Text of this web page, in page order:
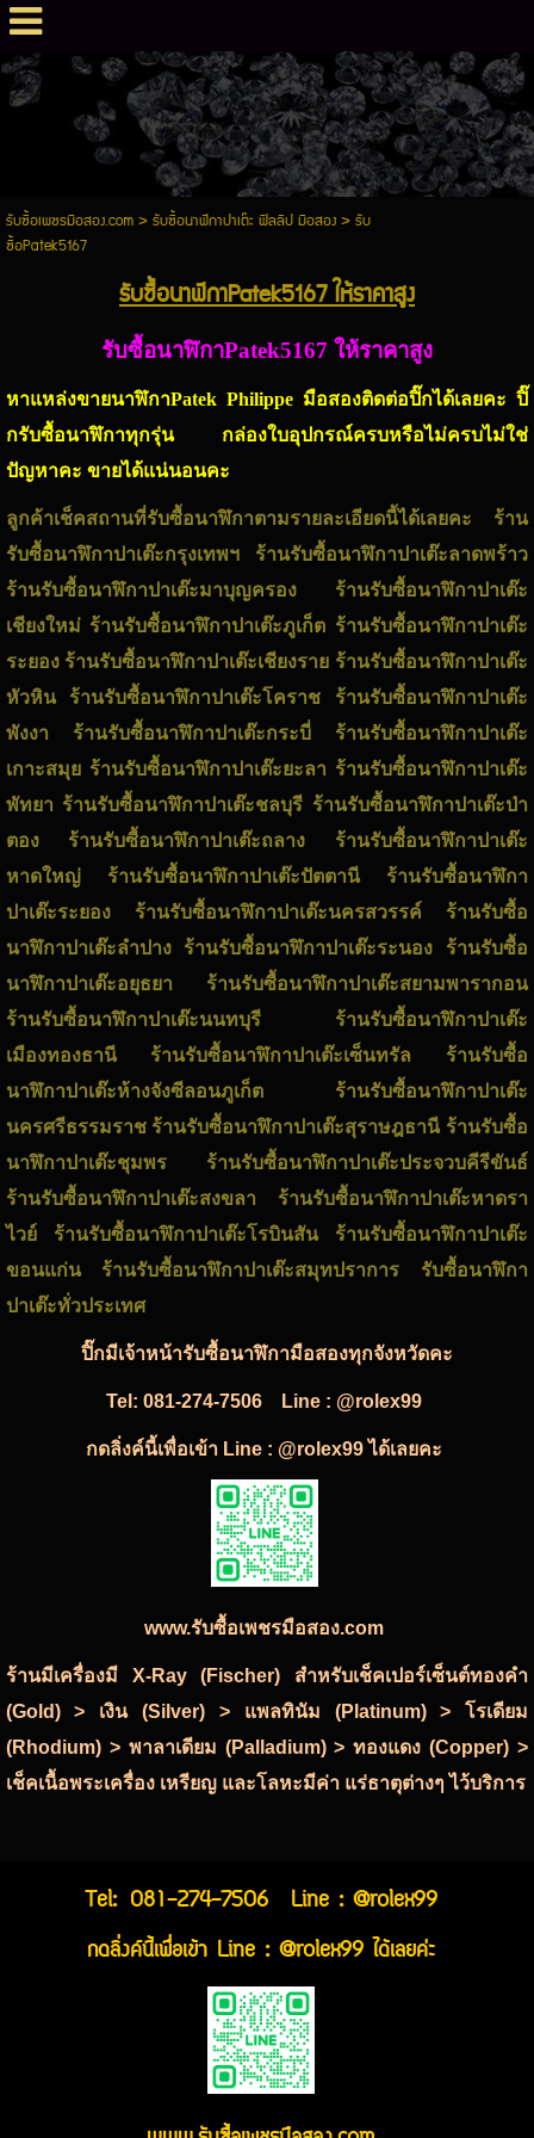
รับซื้อเพชรมือสอง.com> รับซื้อนาฬิกาปาเต๊ะ ฟิลลิป มือสอง> รับ
ซื้อPatek5167
รับซื้อนาฬิกาPatek5167 ให้ราคาสูง
รับซื้อนาฬิกาPatek5167 ให้ราคาสูง
หาแหล่งขายนาฬิกาPatek Philippe มือสองติดต่อปิ๊กได้เลยคะ ปิ๊
กรับซื้อนาฬิกาทุกรุ่น กล่องใบอุปกรณ์ครบหรือไม่ครบไม่ใช่
ปัญหาคะ ขายได้แน่นอนคะ
ลูกค้าเช็คสถานที่รับซื้อนาฬิกาตามรายละเอียดนี้ได้เลยคะ ร้าน
รับซื้อนาฬิกาปาเต๊ะกรุงเทพฯ ร้านรับซื้อนาฬิกาปาเต๊ะลาดพร้าว
ร้านรับซื้อนาฬิกาปาเต๊ะมาบุญครอง ร้านรับซื้อนาฬิกาปาเต๊ะ
เชียงใหม่ ร้านรับซื้อนาฬิกาปาเต๊ะภูเก็ต ร้านรับซื้อนาฬิกาปาเต๊ะ
ระยอง ร้านรับซื้อนาฬิกาปาเต๊ะเชียงราย ร้านรับซื้อนาฬิกาปาเต๊ะ
หัวหิน ร้านรับซื้อนาฬิกาปาเต๊ะโคราช ร้านรับซื้อนาฬิกาปาเต๊ะ
พังงา ร้านรับซื้อนาฬิกาปาเต๊ะกระบี่ ร้านรับซื้อนาฬิกาปาเต๊ะ
เกาะสมุย ร้านรับซื้อนาฬิกาปาเต๊ะยะลา ร้านรับซื้อนาฬิกาปาเต๊ะ
พัทยา ร้านรับซื้อนาฬิกาปาเต๊ะชลบุรี ร้านรับซื้อนาฬิกาปาเต๊ะป่า
ตอง ร้านรับซื้อนาฬิกาปาเต๊ะถลาง ร้านรับซื้อนาฬิกาปาเต๊ะ
หาดใหญ่ ร้านรับซื้อนาฬิกาปาเต๊ะปัตตานี ร้านรับซื้อนาฬิกา
ปาเต๊ะระยอง ร้านรับซื้อนาฬิกาปาเต๊ะนครสวรรค์ ร้านรับซื้อ
นาฬิกาปาเต๊ะลำปาง ร้านรับซื้อนาฬิกาปาเต๊ะระนอง ร้านรับซื้อ
นาฬิกาปาเต๊ะอยุธยา ร้านรับซื้อนาฬิกาปาเต๊ะสยามพารากอน
ร้านรับซื้อนาฬิกาปาเต๊ะนนทบุรี ร้านรับซื้อนาฬิกาปาเต๊ะ
เมืองทองธานี ร้านรับซื้อนาฬิกาปาเต๊ะเซ็นทรัล ร้านรับซื้อ
นาฬิกาปาเต๊ะห้างจังซีลอนภูเก็ต ร้านรับซื้อนาฬิกาปาเต๊ะ
นครศรีธรรมราช ร้านรับซื้อนาฬิกาปาเต๊ะสุราษฎธานี ร้านรับซื้อ
นาฬิกาปาเต๊ะชุมพร ร้านรับซื้อนาฬิกาปาเต๊ะประจวบคีรีขันธ์
ร้านรับซื้อนาฬิกาปาเต๊ะสงขลา ร้านรับซื้อนาฬิกาปาเต๊ะหาดรา
ไวย์ ร้านรับซื้อนาฬิกาปาเต๊ะโรบินสัน ร้านรับซื้อนาฬิกาปาเต๊ะ
ขอนแก่น ร้านรับซื้อนาฬิกาปาเต๊ะสมุทปราการ รับซื้อนาฬิกา
ปาเต๊ะทั่วประเทศ
ปิ๊กมีเจ้าหน้ารับซื้อนาฬิกามือสองทุกจังหวัดคะ
Tel:081-274-7506 Line : @rolex99
กดลิ่งค์นี้เพื่อเข้า Line : @rolex99 ได้เลยคะ
www.รับซื้อเพชรมือสอง.com
ร้านมีเครื่องมี X-Ray (Fischer) สำหรับเช็คเปอร์เซ็นต์ทองคำ
(Gold) > เงิน (Silver) > แพลทินัม (Platinum) > โรเดียม
(Rhodium) > พาลาเดียม (Palladium) > ทองแดง (Copper) >
เช็คเนื้อพระเครื่อง เหรียญ และโลหะมีค่า แร่ธาตุต่างๆ ไว้บริการ
Tel: 081-274-7506
Line : @rolex99
กดลิ่งค์นี้เพื่อเข้า Line : @rolex99 ได้เลยค่ะ